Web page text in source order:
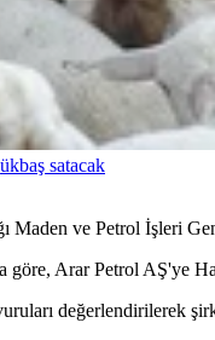
satacak
Maden ve Petrol İşleri
göre, Arar Petrol AŞ'ye
değerlendirilerek